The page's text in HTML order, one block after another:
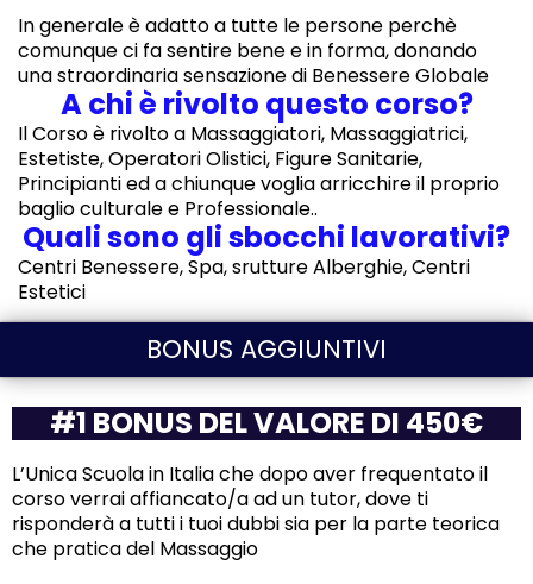
In generale è adatto a tutte le persone perchè
comunque ci fa sentire bene e in forma, donando
una straordinaria sensazione di Benessere Globale
A chi è rivolto questo corso?
Il Corso è rivolto a Massaggiatori, Massaggiatrici,
Estetiste, Operatori Olistici, Figure Sanitarie,
Principianti ed a chiunque voglia arricchire il proprio
baglio culturale e Professionale..
Quali sono gli sbocchi lavorativi?
Centri Benessere, Spa, srutture Alberghie, Centri
Estetici
BONUS AGGIUNTIVI
#1 BONUS DEL VALORE DI 450€
L’Unica Scuola in Italia che dopo aver frequentato il
corso verrai affiancato/a ad un tutor, dove ti
risponderà a tutti i tuoi dubbi sia per la parte teorica
che pratica del Massaggio